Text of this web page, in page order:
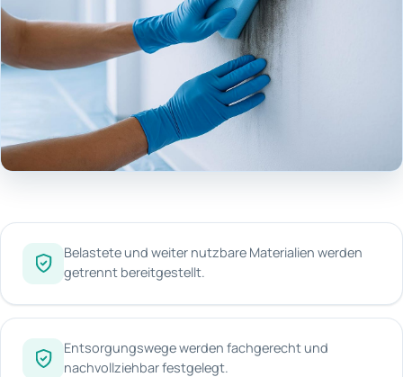
Belastete und weiter nutzbare Materialien werden
getrennt bereitgestellt.
Entsorgungswege werden fachgerecht und
nachvollziehbar festgelegt.